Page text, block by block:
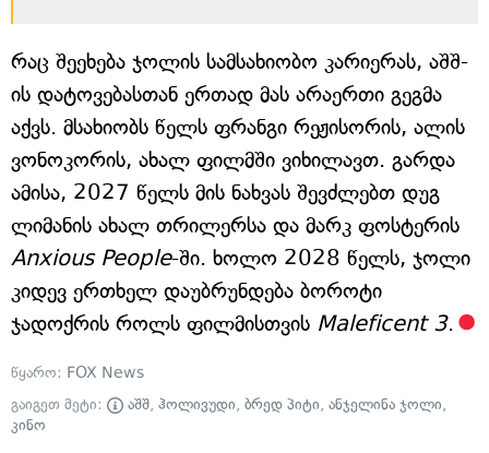
რაც შეეხება ჯოლის სამსახიობო კარიერას, აშშ-
ის დატოვებასთან ერთად მას არაერთი გეგმა
აქვს. მსახიობს წელს ფრანგი რეჟისორის, ალის
ვონოკორის, ახალ ფილმში ვიხილავთ. გარდა
ამისა, 2027 წელს მის ნახვას შევძლებთ დუგ
ლიმანის ახალ თრილერსა და მარკ ფოსტერის
Anxious People-ში. ხოლო 2028 წელს, ჯოლი
კიდევ ერთხელ დაუბრუნდება ბოროტი
ჯადოქრის როლს ფილმისთვის Maleficent 3.
წყარო: FOX News
გაიგეთ მეტი:
აშშ, ჰოლივუდი, ბრედ პიტი, ანჯელინა ჯოლი,
კინო